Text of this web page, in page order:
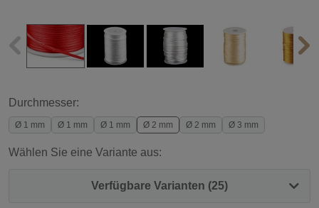
Durchmesser:
Ø 1 mm Ø 1 mm Ø 1 mm Ø 2 mm Ø 2 mm Ø 3 mm
Wählen Sie eine Variante aus:
Verfügbare Varianten (25)